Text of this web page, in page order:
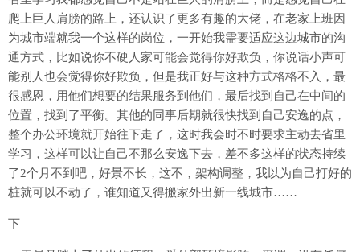
爬上巨人肩膀的路上，还认识了更多有趣的大佬，在老家上班因
为城市端就我一个这样的岗位，一开始我需要适应这边城市的沟
通方式，比如说你不硬人家可能会觉得你好欺负，你说话小声可
能别人也会觉得你好欺负，但是我正好与这种方式格格不入，最
很感恩，用他们想要的结果服务到他们，最后找到自己在中间的
位置，找到了平衡。其他的同事后期就很快找到自己安逸的点，
整个办公环境就开始往下走了，这时我会时不时要求主动去省里
学习，这样可以让自己不那么安逸下去，差不多这样的状态持续
了2个月不到吧，好景不长，这不，架构调整，我以为自己打好的
桩就可以不动了，谁知道又得搬家外出新一线城市……
下